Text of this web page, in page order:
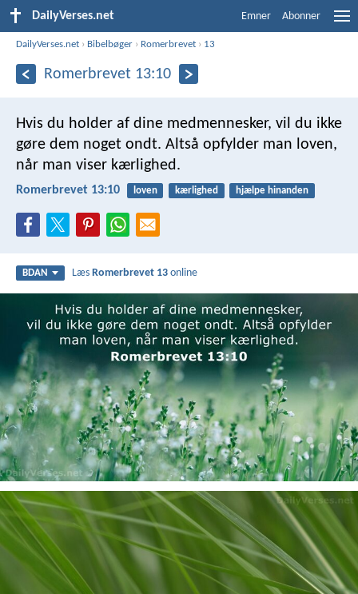
DailyVerses.net Emner Abonner
DailyVerses.net › Bibelbøger › Romerbrevet › 13
Romerbrevet 13:10
Hvis du holder af dine medmennesker, vil du ikke
gøre dem noget ondt. Altså opfylder man loven,
når man viser kærlighed.
Romerbrevet 13:10 loven kærlighed hjælpe hinanden
BDAN LæsRomerbrevet 13 online